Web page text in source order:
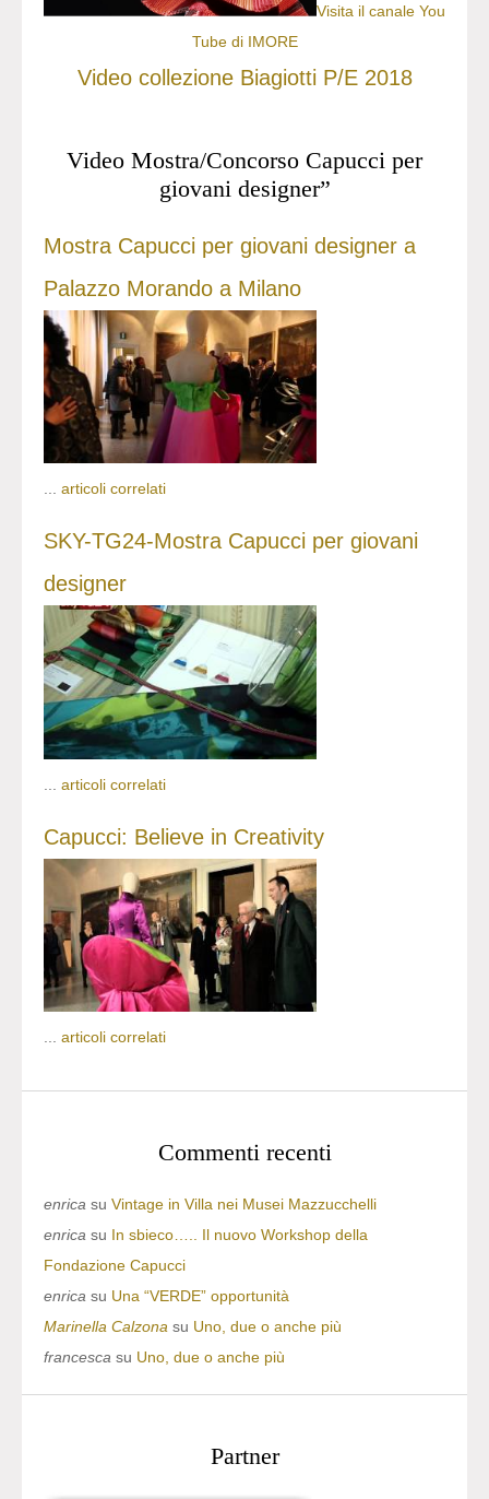
Visita il canale You
Tube di IMORE
Video collezione Biagiotti P/E 2018
Video Mostra/Concorso Capucci per
giovani designer”
Mostra Capucci per giovani designer a
Palazzo Morando a Milano
... articoli correlati
SKY-TG24-Mostra Capucci per giovani
designer
articoli correlati
Capucci: Believe in Creativity
... articoli correlati
Commenti recenti
enrica su Vintage in Villa nei Musei Mazzucchelli
enrica su In sbieco….. Il nuovo Workshop della
Fondazione Capucci
enrica su Una “VERDE” opportunità
Marinella Calzona su Uno, due o anche più
francesca su Uno, due o anche più
Partner